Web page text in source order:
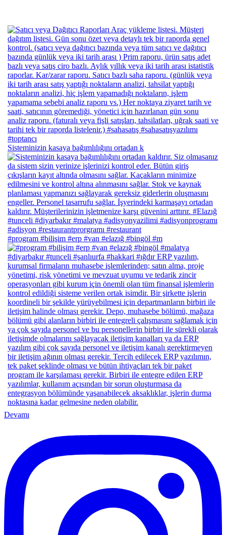
Sisteminizin kasaya bağımlılığını ortadan k
#program #bilişim #erp #van #elazığ #bingöl #m
Devamı